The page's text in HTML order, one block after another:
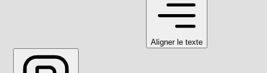
Aligner le texte